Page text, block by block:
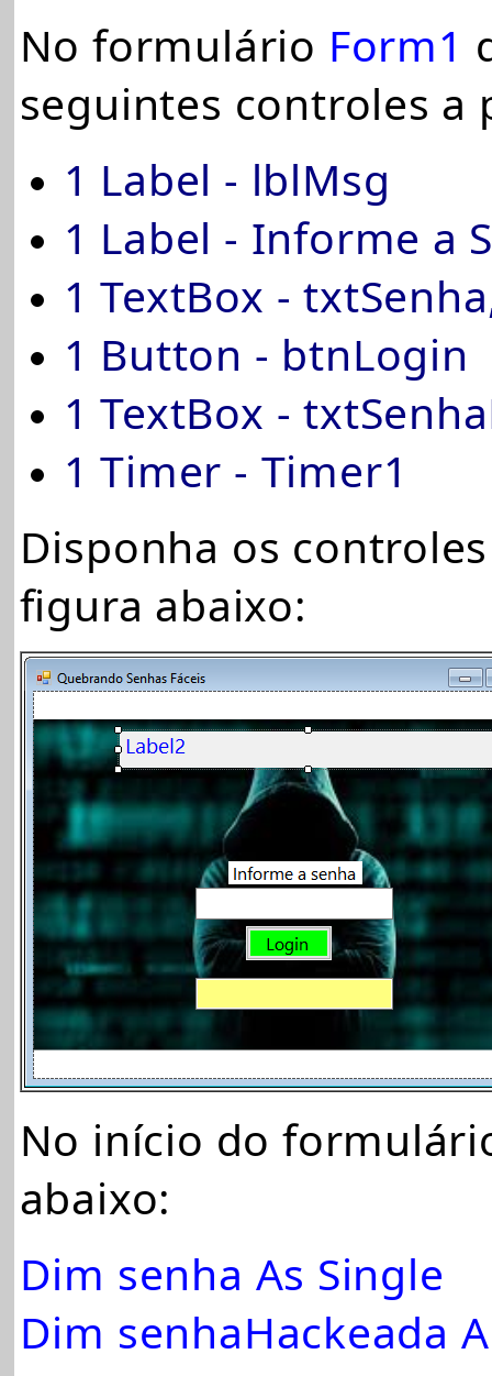
No formulário Form1
seguintes controles
1 Label - lblMsg
1 Label - Informe a
1 TextBox -
1 Button - btnLogin
1 TextBox -
1 Timer - Timer1
Disponha os
figura abaixo:
No início do
abaixo:
Dim senha As Single
Dim senhaHackeada